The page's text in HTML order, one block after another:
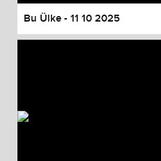
Bu Ülke - 11 10 2025